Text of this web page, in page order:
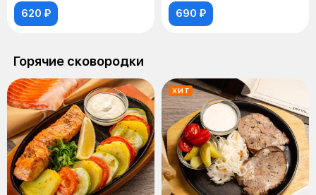
620 ₽ 690 ₽
Горячие сковородки
ХИТ